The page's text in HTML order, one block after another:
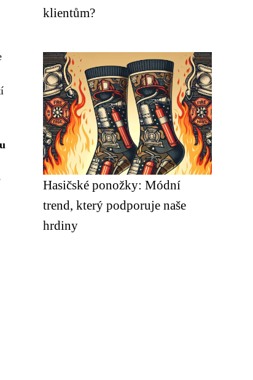
klientům?
Hasičské ponožky: Módní
trend, který podporuje naše
hrdiny